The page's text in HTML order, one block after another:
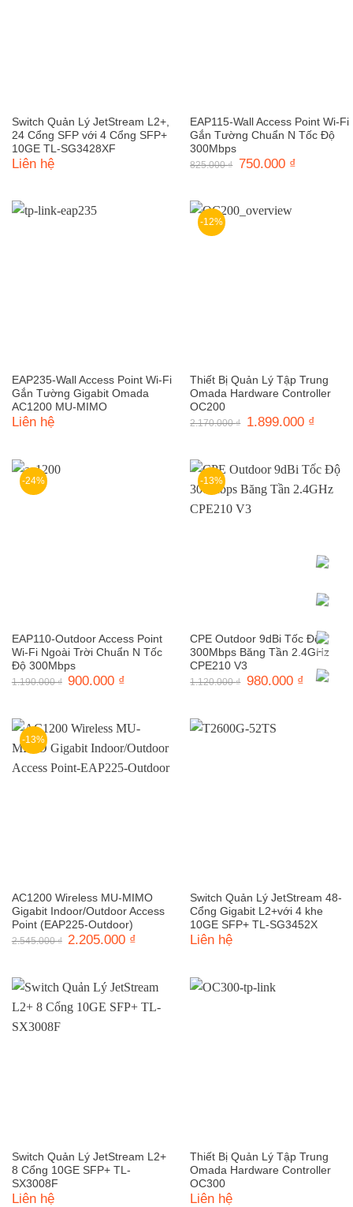
Switch Quản Lý JetStream L2+,
24 Cổng SFP với 4 Cổng SFP+
10GE TL-SG3428XF
Liên hệ
EAP115-Wall Access Point Wi-Fi
Gắn Tường Chuẩn N Tốc Độ
300Mbps
825.000₫ Giá
gốc
750.000 ₫
EAP235-Wall Access Point Wi-Fi
Gắn Tường Gigabit Omada
AC1200 MU-MIMO
Liên hệ
-12%
Thiết Bị Quản Lý Tập Trung
Omada Hardware Controller
OC200
2.170.000₫
Giá
1.899.000 ₫
-24%
EAP110-Outdoor Access Point
Wi-Fi Ngoài Trời Chuẩn N Tốc
Độ 300Mbps
1.190.000₫ Giá
900.000 ₫
-13%
CPE Outdoor 9dBi Tốc Độ
300Mbps Băng Tần 2.4GHz
CPE210 V3
1.120.000₫ Giá
980.000 ₫ Giá
-13%
AC1200 Wireless MU-MIMO
Gigabit Indoor/Outdoor Access
Point (EAP225-Outdoor)
2.545.000₫ Giá
2.205.000 ₫
2.205.000 ₫.
Switch Quản Lý JetStream 48-
Cổng Gigabit L2+với 4 khe
10GE SFP+ TL-SG3452X
Liên hệ
Switch Quản Lý JetStream L2+
8 Cổng 10GE SFP+ TL-
SX3008F
Liên hệ
Thiết Bị Quản Lý Tập Trung
Omada Hardware Controller
OC300
Liên hệ